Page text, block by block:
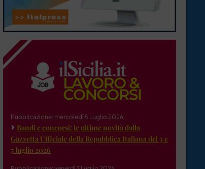
Pubblicazione: mercoledì 8 Luglio 2026
Bandi e concorsi: le ultime novità dalla
Gazzetta Ufficiale della Repubblica Italiana del 3 e
7 luglio 2026